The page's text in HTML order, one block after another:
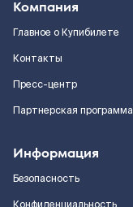
Компания
Главное о Купибилете
Контакты
Пресс-центр
Партнерская программа
Информация
Безопасность